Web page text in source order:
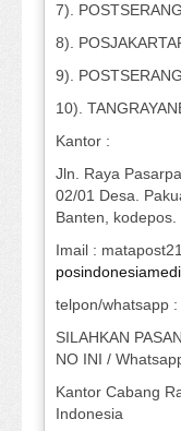
7).
8).
9).
10).
Kantor :
Jln. Raya
02/01 Desa.
Banten, kodepos.
Imail :
telpon/whatsapp
SILAHKAN
NO INI /
Kantor Cabang
Indonesia